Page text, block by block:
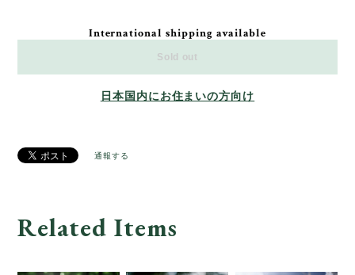
International shipping available
Sold out
日本国内にお住まいの方向け
通報する
Related Items